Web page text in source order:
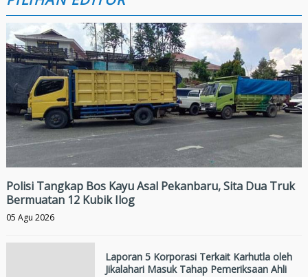
Polisi Tangkap Bos Kayu Asal Pekanbaru, Sita Dua Truk
Bermuatan 12 Kubik Ilog
05 Agu 2026
Laporan 5 Korporasi Terkait Karhutla oleh
Jikalahari Masuk Tahap Pemeriksaan Ahli